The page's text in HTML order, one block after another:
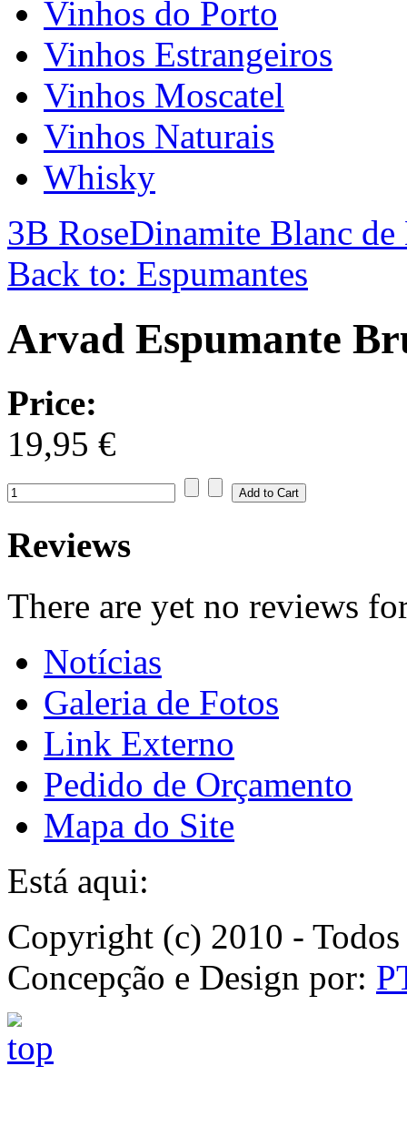
Vinhos do Porto
Vinhos Estrangeiros
Vinhos Moscatel
Vinhos Naturais
Whisky
3B RoseDinamite Blanc de
Back to: Espumantes
Arvad Espumante
Price:
19,95 €
Reviews
There are yet no reviews
Notícias
Galeria de Fotos
Link Externo
Pedido de Orçamento
Mapa do Site
Está aqui:
Copyright (c) 2010 -
Concepção e Design por: